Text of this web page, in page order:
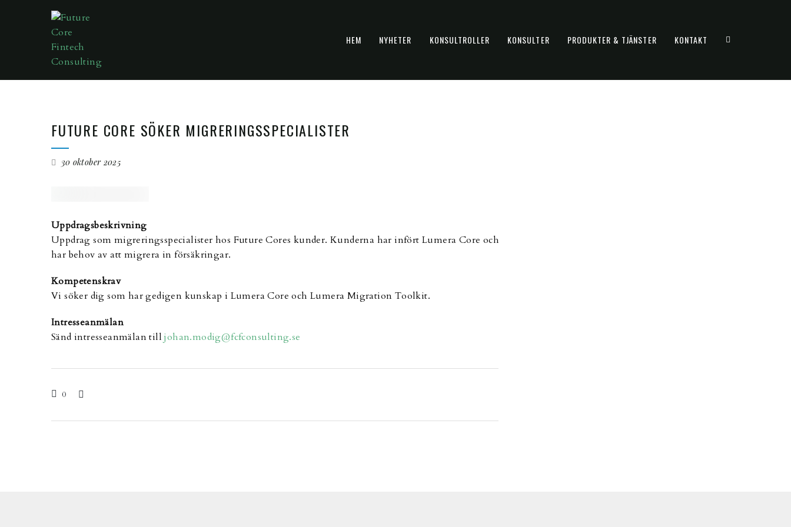
HEM NYHETER KONSULTROLLER KONSULTER PRODUKTER & TJÄNSTER KONTAKT
FUTURE CORE SÖKER MIGRERINGSSPECIALISTER
30 oktober 2025
Uppdragsbeskrivning
Uppdrag som migreringsspecialister hos Future Cores kunder. Kunderna har infört Lumera Core och
har behov av att migrera in försäkringar.
Kompetenskrav
Vi söker dig som har gedigen kunskap i Lumera Core och Lumera Migration Toolkit.
Intresseanmälan
Sänd intresseanmälan tilljohan.modig@fcfconsulting.se
0